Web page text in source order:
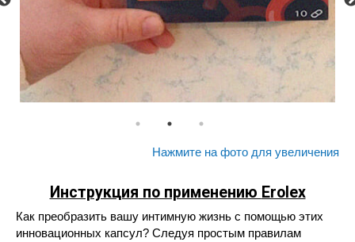
Нажмите на фото для увеличения
Инструкция по применению Erolex
Как преобразить вашу интимную жизнь с помощью этих
инновационных капсул? Следуя простым правилам